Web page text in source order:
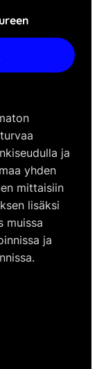
ja
yhden
mittaisiin
lisäksi
muissa
ja